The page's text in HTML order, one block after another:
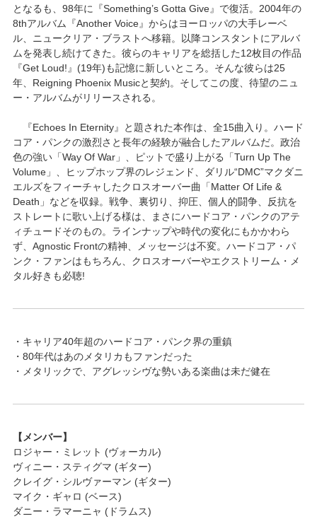
となるも、98年に『Something’s Gotta Give』で復活。2004年の
8thアルバム『Another Voice』からはヨーロッパの大手レーベ
ル、ニュークリア・ブラストへ移籍。以降コンスタントにアルバ
ムを発表し続けてきた。彼らのキャリアを総括した12枚目の作品
『Get Loud!』(19年)も記憶に新しいところ。そんな彼らは25
年、Reigning Phoenix Musicと契約。そしてこの度、待望のニュ
ー・アルバムがリリースされる。
『Echoes In Eternity』と題された本作は、全15曲入り。ハード
コア・パンクの激烈さと長年の経験が融合したアルバムだ。政治
色の強い「Way Of War」、ピットで盛り上がる「Turn Up The
Volume」、ヒップホップ界のレジェンド、ダリル“DMC”マクダニ
エルズをフィーチャしたクロスオーバー曲「Matter Of Life &
Death」などを収録。戦争、裏切り、抑圧、個人的闘争、反抗を
ストレートに歌い上げる様は、まさにハードコア・パンクのアテ
ィチュードそのもの。ラインナップや時代の変化にもかかわら
ず、Agnostic Frontの精神、メッセージは不変。ハードコア・パ
ンク・ファンはもちろん、クロスオーバーやエクストリーム・メ
タル好きも必聴!
・キャリア40年超のハードコア・パンク界の重鎮
・80年代はあのメタリカもファンだった
・メタリックで、アグレッシヴな勢いある楽曲は未だ健在
【メンバー】
ロジャー・ミレット (ヴォーカル)
ヴィニー・スティグマ (ギター)
クレイグ・シルヴァーマン (ギター)
マイク・ギャロ (ベース)
ダニー・ラマーニャ (ドラムス)